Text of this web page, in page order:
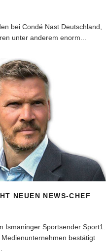
bei Condé Nast Deutschland,
unter anderem enorm
NEUEN NEWS-CHEF
Ismaninger Sportsender Sport1.
bestätigt